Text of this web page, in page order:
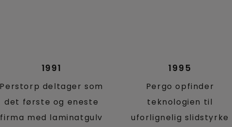
1991
Perstorp deltager som
det første og eneste
firma med laminatgulv
1995
Pergo opfinder
teknologien til
uforlignelig slidstyrke